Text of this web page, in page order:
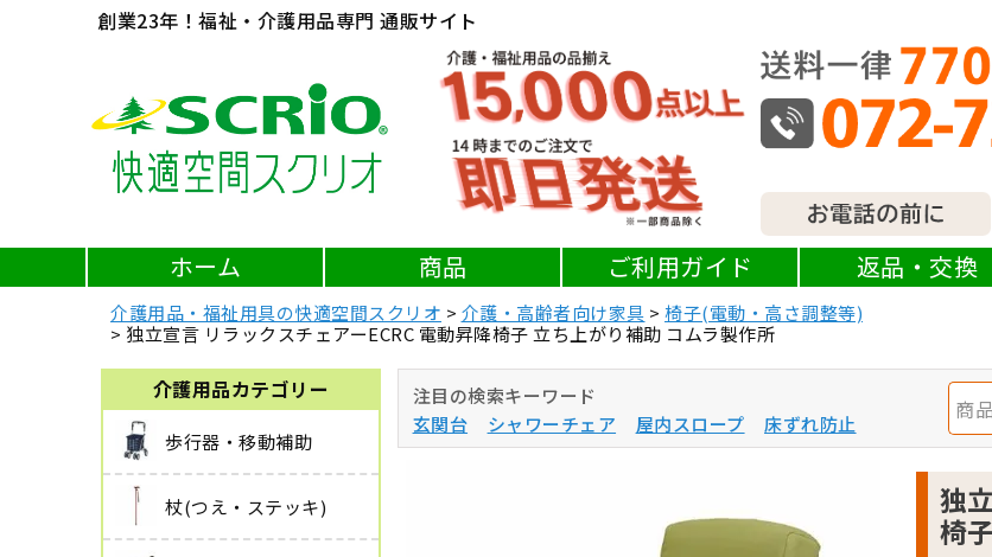
創業23年！福祉・介護用品専門 通販サイト
ホーム 商品 ご利用ガイド 返品・交換
介護用品・福祉用具の快適空間スクリオ 介護・高齢者向け家具
椅子(電動・高さ調整等)
独立宣言 リラックスチェアーECRC 電動昇降椅子 立ち上がり補助 コムラ製作所
介護用品カテゴリー
歩行器・移動補助
杖(つえ・ステッキ)
注目の検索キーワード
玄関台
シャワーチェア 屋内スロープ 床ずれ防止
独
椅